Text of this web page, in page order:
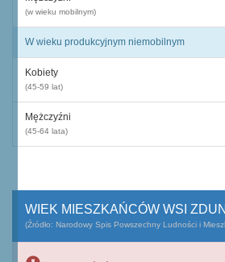
(w wieku mobilnym)
W wieku produkcyjnym niemobilnym
Kobiety
(45-59 lat)
Mężczyźni
(45-64 lata)
WIEK MIESZKAŃCÓW WSI
(Źródło: Narodowy Spis Powszechny Ludności i